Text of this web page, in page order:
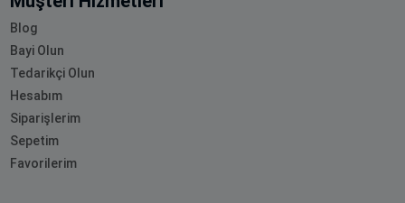
Blog
Bayi Olun
Tedarikçi Olun
Hesabım
Siparişlerim
Sepetim
Favorilerim